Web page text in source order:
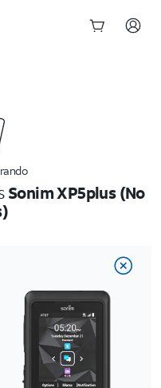
Sonim XP5plus (No